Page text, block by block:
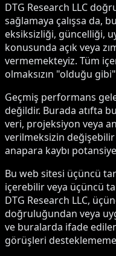
DTG Research LLC
sağlamaya çalışsa da,
eksiksizliği, güncelliği,
konusunda açık veya
vermemekteyiz. Tüm
olmaksızın "olduğu
Geçmiş performans
değildir. Burada atıfta
veri, projeksiyon veya
verilmeksizin değişebilir
anapara kaybı
Bu web sitesi üçüncü
içerebilir veya üçüncü
DTG Research LLC,
doğruluğundan veya
ve buralarda ifade
görüşleri